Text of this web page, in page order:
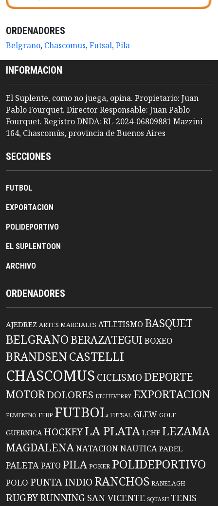
ORDENADORES
Belgrano, Chascomus,Futsal,Pila
INFORMACION
El Suplente, como no juega, opina. Propietario: Juan
Pablo Fourquet. Director Responsable: Juan Pablo
Fourquet. Registro DNDA: RL-2024-06809881 Mazzini
164, Chascomús, provincia de Buenos Aires
SECCIONES
FUTBOL
EXPORTACION
POLIDEPORTIVO
EL SUPLENTOON
ARCHIVO
ORDENADORES
AJEDREZ ARTES MARCIALES ATLETISMO BASQUET
BELGRANO BERAZATEGUIBOXEO
BRANDSENCASTELLI
CHASCOMUS CICLISMO DEPORTE
MOTORDOLORES ETCHEVERRY EXPORTACION
FEMENINO FFBP FUTBOL FUTSAL GLEW GOLF
GUERNICA HOCKEYLA PLATA LCHF LEZAMA
MAGDALENANATACIONNAUTICA PADEL
PALETA PATO PILA POKER POLIDEPORTIVO
POLO PUNTA INDIO RANCHOS RANELAGH
RUGBYRUNNING SAN VICENTE SQUASH TENIS